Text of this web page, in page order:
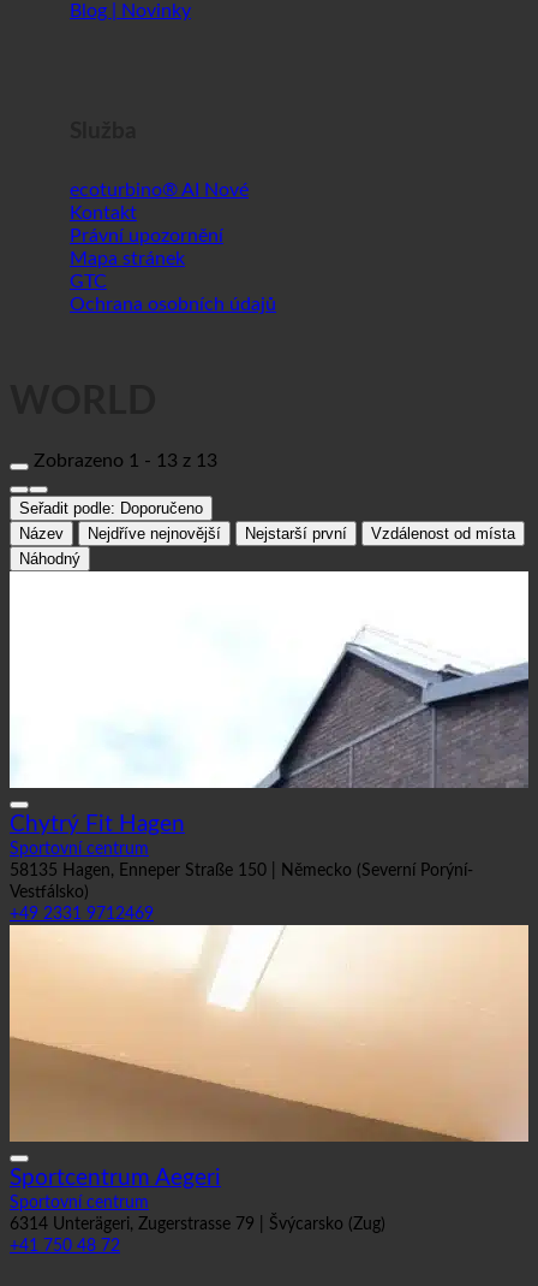
Blog | Novinky
ecoturbino® AI
Kontakt
Právní upozornění
Mapa stránek
GTC
Ochrana osobních údajů
Zobrazeno 1 - 13 z 13
Seřadit podle: Doporučeno
Název
Nejdříve nejnovější Nejstarší první
Vzdálenost od místa
Náhodný
Chytrý Fit Hagen
Sportovní centrum
58135 Hagen, Enneper Straße 150 | Německo (Severní Porýní-
Vestfálsko)
+49 2331 9712469
Sportcentrum Aegeri
Sportovní centrum
6314 Unterägeri, Zugerstrasse 79 | Švýcarsko (Zug)
+41 750 48 72